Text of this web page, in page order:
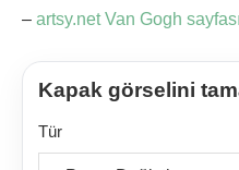
– artsy.net Van Gogh sayfası
Kapak görselini
Tür